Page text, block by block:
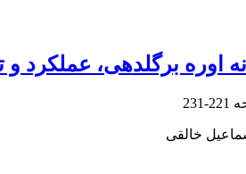
اوره برگلدهی، عملکرد و
221-231
خالقی